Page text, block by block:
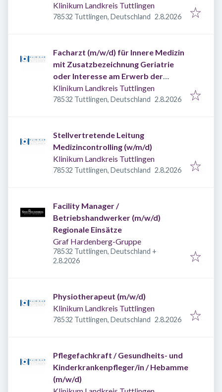
Klinikum Landkreis Tuttlingen
78532 Tuttlingen, Deutschland Veröffentlicht
2.8.2026
Facharzt (m/w/d) für Innere Medizin
mit Zusatzbezeichnung Geriatrie
oder Interesse am Erwerb der
Zusatzweiterbildung Geriatrie
Klinikum Landkreis Tuttlingen
78532 Tuttlingen, Deutschland Veröffentlicht
2.8.2026
Stellvertretende Leitung
Medizincontrolling (w/m/d)
Klinikum Landkreis Tuttlingen
78532 Tuttlingen, Deutschland Veröffentlicht
2.8.2026
Facility Manager /
Betriebshandwerker (m/w/d)
Regionale Einsätze
Graf Hardenberg-Gruppe
78532 Tuttlingen, Deutschland +
Veröffentlicht
2.8.2026
Physiotherapeut (m/w/d)
Klinikum Landkreis Tuttlingen
78532 Tuttlingen, Deutschland Veröffentlicht
2.8.2026
Pflegefachkraft / Gesundheits- und
Kinderkrankenpfleger/in / Hebamme
(m/w/d)